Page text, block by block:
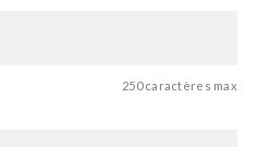
250 caractères max